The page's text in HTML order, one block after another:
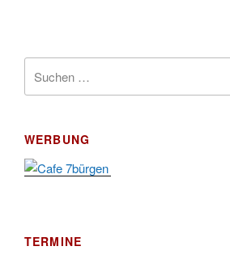
nach:
WERBUNG
TERMINE